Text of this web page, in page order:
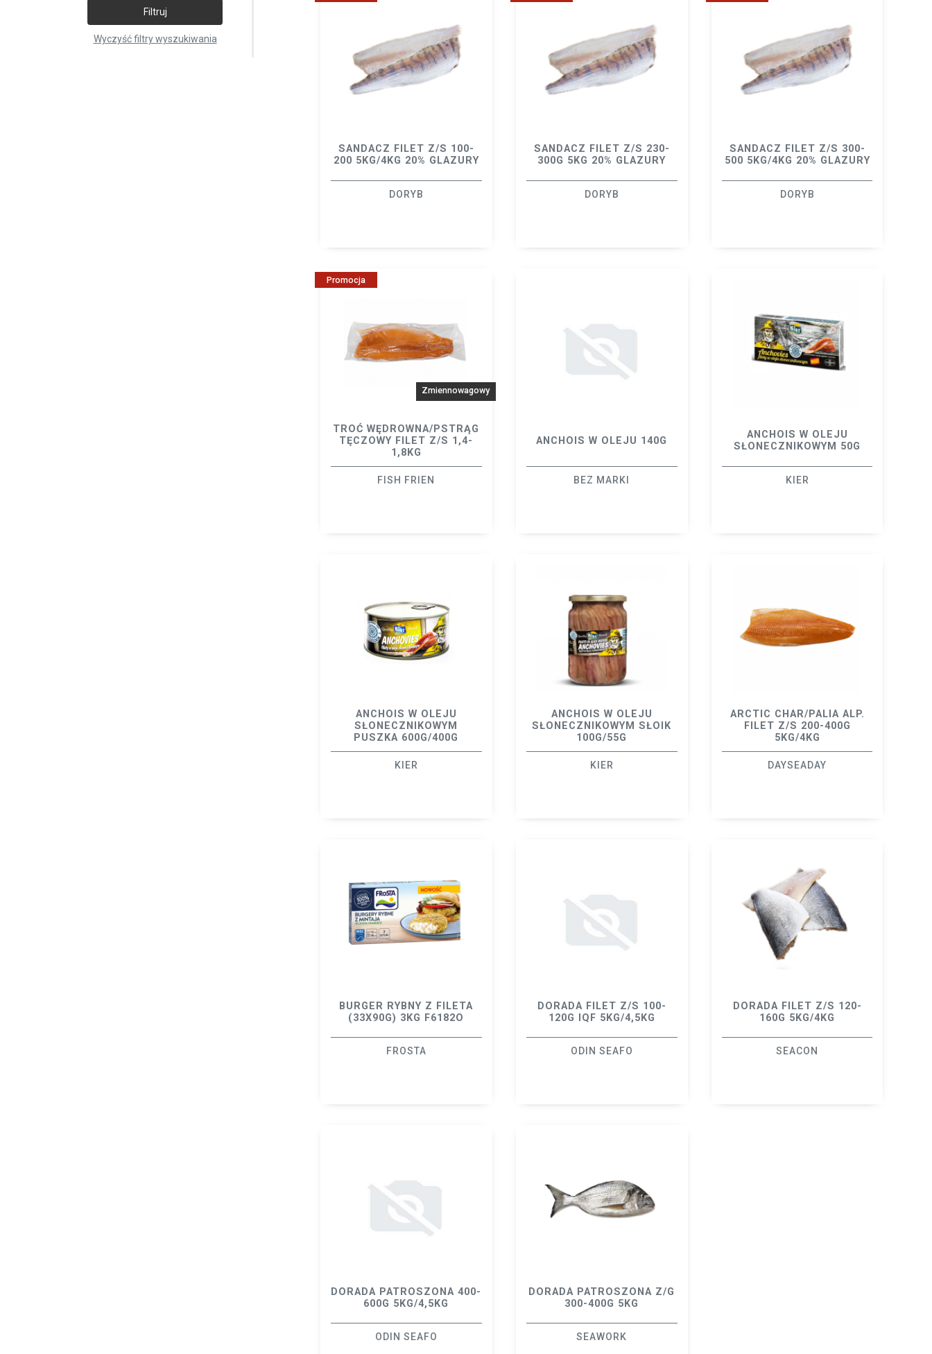
Filtruj
Wyczyść filtry wyszukiwania
SANDACZ FILET Z/S 100-
200 5KG/4KG 20% GLAZURY
DORYB
SANDACZ FILET Z/S 230-
300G 5KG 20% GLAZURY
DORYB
SANDACZ FILET Z/S 300-
500 5KG/4KG 20% GLAZURY
DORYB
Promocja
Zmiennowagowy
TROĆ WĘDROWNA/PSTRĄG
TĘCZOWY FILET Z/S 1,4-
1,8KG
FISH FRIEN
ANCHOIS W OLEJU 140G
BEZ MARKI
ANCHOIS W OLEJU
SŁONECZNIKOWYM 50G
KIER
ANCHOIS W OLEJU
SŁONECZNIKOWYM
PUSZKA 600G/400G
KIER
ANCHOIS W OLEJU
SŁONECZNIKOWYM SŁOIK
100G/55G
KIER
ARCTIC CHAR/PALIA ALP.
FILET Z/S 200-400G
5KG/4KG
DAYSEADAY
BURGER RYBNY Z FILETA
(33X90G) 3KG F6182O
FROSTA
DORADA FILET Z/S 100-
120G IQF 5KG/4,5KG
ODIN SEAFO
DORADA FILET Z/S 120-
160G 5KG/4KG
SEACON
DORADA PATROSZONA 400-
600G 5KG/4,5KG
ODIN SEAFO
DORADA PATROSZONA Z/G
300-400G 5KG
SEAWORK